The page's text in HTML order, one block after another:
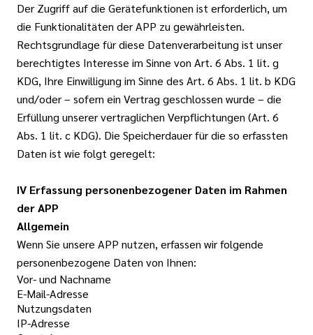
Der Zugriff auf die Gerätefunktionen ist erforderlich, um
die Funktionalitäten der APP zu gewährleisten.
Rechtsgrundlage für diese Datenverarbeitung ist unser
berechtigtes Interesse im Sinne von Art. 6 Abs. 1 lit. g
KDG, Ihre Einwilligung im Sinne des Art. 6 Abs. 1 lit. b KDG
und/oder – sofern ein Vertrag geschlossen wurde – die
Erfüllung unserer vertraglichen Verpflichtungen (Art. 6
Abs. 1 lit. c KDG). Die Speicherdauer für die so erfassten
Daten ist wie folgt geregelt:
IV Erfassung personenbezogener Daten im Rahmen
der APP
Allgemein
Wenn Sie unsere APP nutzen, erfassen wir folgende
personenbezogene Daten von Ihnen:
Vor- und Nachname
E-Mail-Adresse
Nutzungsdaten
IP-Adresse